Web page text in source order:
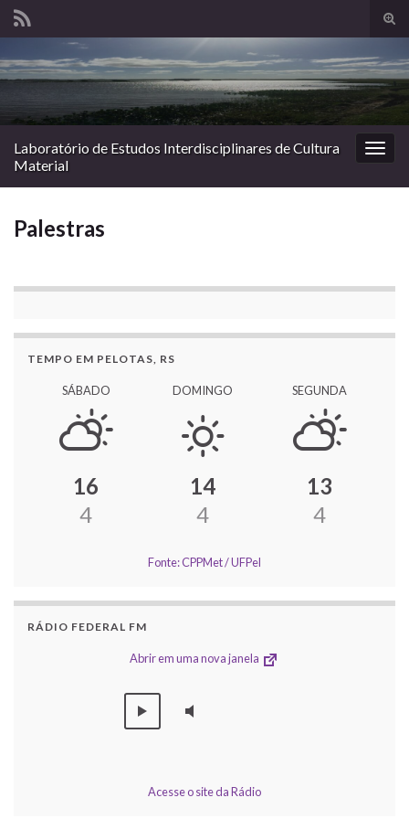
de
Search for:
Laboratório de Estudos Interdisciplinares de Cultura
Material
Palestras
TEMPO EM PELOTAS, RS
SÁBADO
16
4
DOMINGO
14
4
SEGUNDA
13
4
Fonte: CPPMet / UFPel
RÁDIO FEDERAL FM
Abrir em uma nova janela
Acesse o site da Rádio